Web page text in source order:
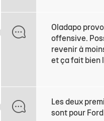
Oladapo
offensive.
revenir à
et ça fait bien
Les deux
sont pour Ford